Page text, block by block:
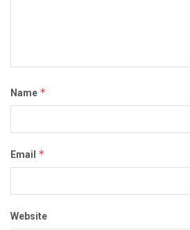
Name *
Email *
Website